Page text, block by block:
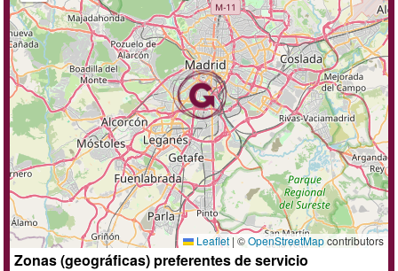
Leaflet | ©OpenStreetMapcontributors
Zonas (geográficas) preferentes de servicio